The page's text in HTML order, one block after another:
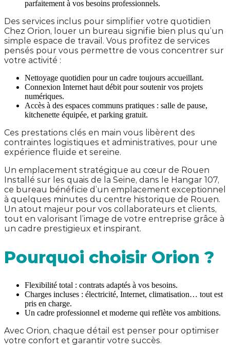
parfaitement à vos besoins professionnels.
Des services inclus pour simplifier votre quotidien
Chez Orion, louer un bureau signifie bien plus qu’un
simple espace de travail. Vous profitez de services
pensés pour vous permettre de vous concentrer sur
votre activité :
Nettoyage quotidien pour un cadre toujours accueillant.
Connexion Internet haut débit pour soutenir vos projets
numériques.
Accès à des espaces communs pratiques : salle de pause,
kitchenette équipée, et parking gratuit.
Ces prestations clés en main vous libèrent des
contraintes logistiques et administratives, pour une
expérience fluide et sereine.
Un emplacement stratégique au cœur de Rouen
Installé sur les quais de la Seine, dans le Hangar 107,
ce bureau bénéficie d’un emplacement exceptionnel
à quelques minutes du centre historique de Rouen.
Un atout majeur pour vos collaborateurs et clients,
tout en valorisant l’image de votre entreprise grâce à
un cadre prestigieux et inspirant.
Pourquoi choisir Orion ?
Flexibilité total : contrats adaptés à vos besoins.
Charges incluses : électricité, Internet, climatisation… tout est
pris en charge.
Un cadre professionnel et moderne qui reflète vos ambitions.
Avec Orion, chaque détail est penser pour optimiser
votre confort et garantir votre succès.